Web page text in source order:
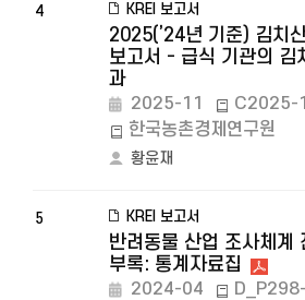
4 KREI 보고서
2025(’24년 기준) 김치
보고서 - 급식 기관의 김
과
2025-11
C2025-
한국농촌경제연구원
황윤재
5 KREI 보고서
반려동물 산업 조사체계
부록: 통계자료집
2024-04